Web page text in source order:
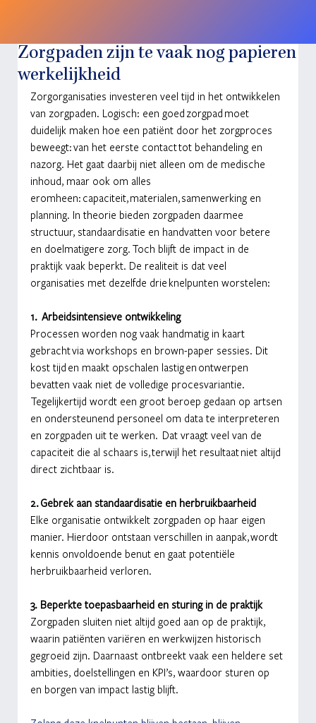
Zorgpaden zijn te vaak nog papieren
werkelijkheid
Zorgorganisaties investeren veel tijd in het ontwikkelen
van zorgpaden. Logisch: een goed zorgpad moet
duidelijk maken hoe een patiënt door het zorgproces
beweegt: van het eerste contact tot behandeling en
nazorg. Het gaat daarbij niet alleen om de medische
inhoud, maar ook om alles
eromheen: capaciteit, materialen, samenwerking en
planning. In theorie bieden zorgpaden daarmee
structuur, standaardisatie en handvatten voor betere
en doelmatigere zorg. Toch blijft de impact in de
praktijk vaak beperkt. De realiteit is dat veel
organisaties met dezelfde drie knelpunten worstelen:
1.  Arbeidsintensieve ontwikkeling
Processen worden nog vaak handmatig in kaart
gebracht via workshops en brown-paper sessies. Dit
kost tijd en maakt opschalen lastig en ontwerpen
bevatten vaak niet de volledige procesvariantie.
Tegelijkertijd wordt een groot beroep gedaan op artsen
en ondersteunend personeel om data te interpreteren
en zorgpaden uit te werken.  Dat vraagt veel van de
capaciteit die al schaars is, terwijl het resultaat niet altijd
direct zichtbaar is.
2. Gebrek aan standaardisatie en herbruikbaarheid
Elke organisatie ontwikkelt zorgpaden op haar eigen
manier. Hierdoor ontstaan verschillen in aanpak, wordt
kennis onvoldoende benut en gaat potentiële
herbruikbaarheid verloren.
3. Beperkte toepasbaarheid en sturing in de praktijk
Zorgpaden sluiten niet altijd goed aan op de praktijk,
waarin patiënten variëren en werkwijzen historisch
gegroeid zijn. Daarnaast ontbreekt vaak een heldere set
ambities, doelstellingen en KPI’s, waardoor sturen op
en borgen van impact lastig blijft.